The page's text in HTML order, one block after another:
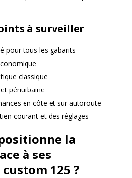
à surveiller
pour tous les gabarits
classique
périurbaine
en côte et sur autoroute
courant et des réglages
la
à ses
125 ?